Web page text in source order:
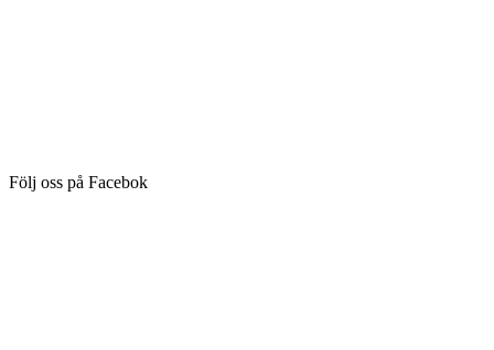
Följ oss på Facebok